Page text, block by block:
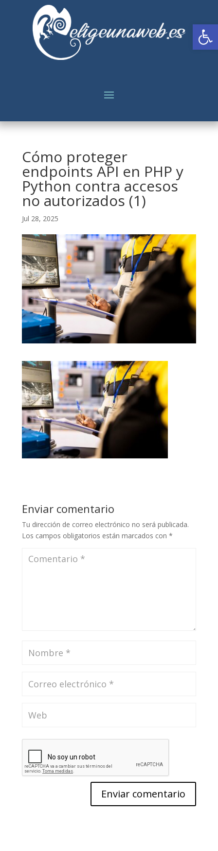
Cómo proteger
endpoints API en PHP y
Python contra accesos
no autorizados (1)
Jul 28, 2025
Enviar comentario
Tu dirección de correo electrónico no será publicada.
Los campos obligatorios están marcados con *